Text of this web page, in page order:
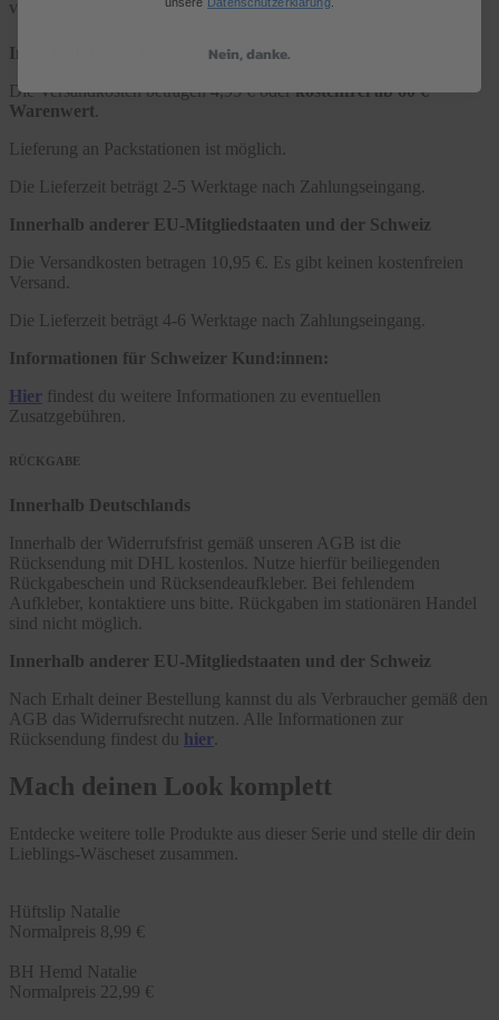
VERSAND & LIEFERZEIT
Innerhalb Deutschlands
Die Versandkosten betragen 4,95 € oderkostenfrei ab 60 €
Warenwert
Lieferung an Packstationen ist möglich.
Die Lieferzeit beträgt 2-5 Werktage nach Zahlungseingang.
Innerhalb anderer EU-Mitgliedstaaten und der Schweiz
Die Versandkosten betragen 10,95 €. Es gibt keinen kostenfreien
Versand.
Die Lieferzeit beträgt 4-6 Werktage nach Zahlungseingang.
Informationen für Schweizer Kund:innen:
Hier findest du weitere Informationen zu eventuellen
Zusatzgebühren.
RÜCKGABE
Innerhalb Deutschlands
Innerhalb der Widerrufsfrist gemäß unseren AGB ist die
Rücksendung mit DHL kostenlos. Nutze hierfür beiliegenden
Rückgabeschein und Rücksendeaufkleber. Bei fehlendem
Aufkleber, kontaktiere uns bitte. Rückgaben im stationären Handel
sind nicht möglich.
Innerhalb anderer EU-Mitgliedstaaten und der Schweiz
Nach Erhalt deiner Bestellung kannst du als Verbraucher gemäß den
AGB das Widerrufsrecht nutzen. Alle Informationen zur
Rücksendung findest du hier
Mach deinen Look komplett
Entdecke weitere tolle Produkte aus dieser Serie und stelle dir dein
Lieblings-Wäscheset zusammen.
Hüftslip Natalie
Normalpreis 8,99 €
BH Hemd Natalie
Normalpreis 22,99 €
Nein, danke.